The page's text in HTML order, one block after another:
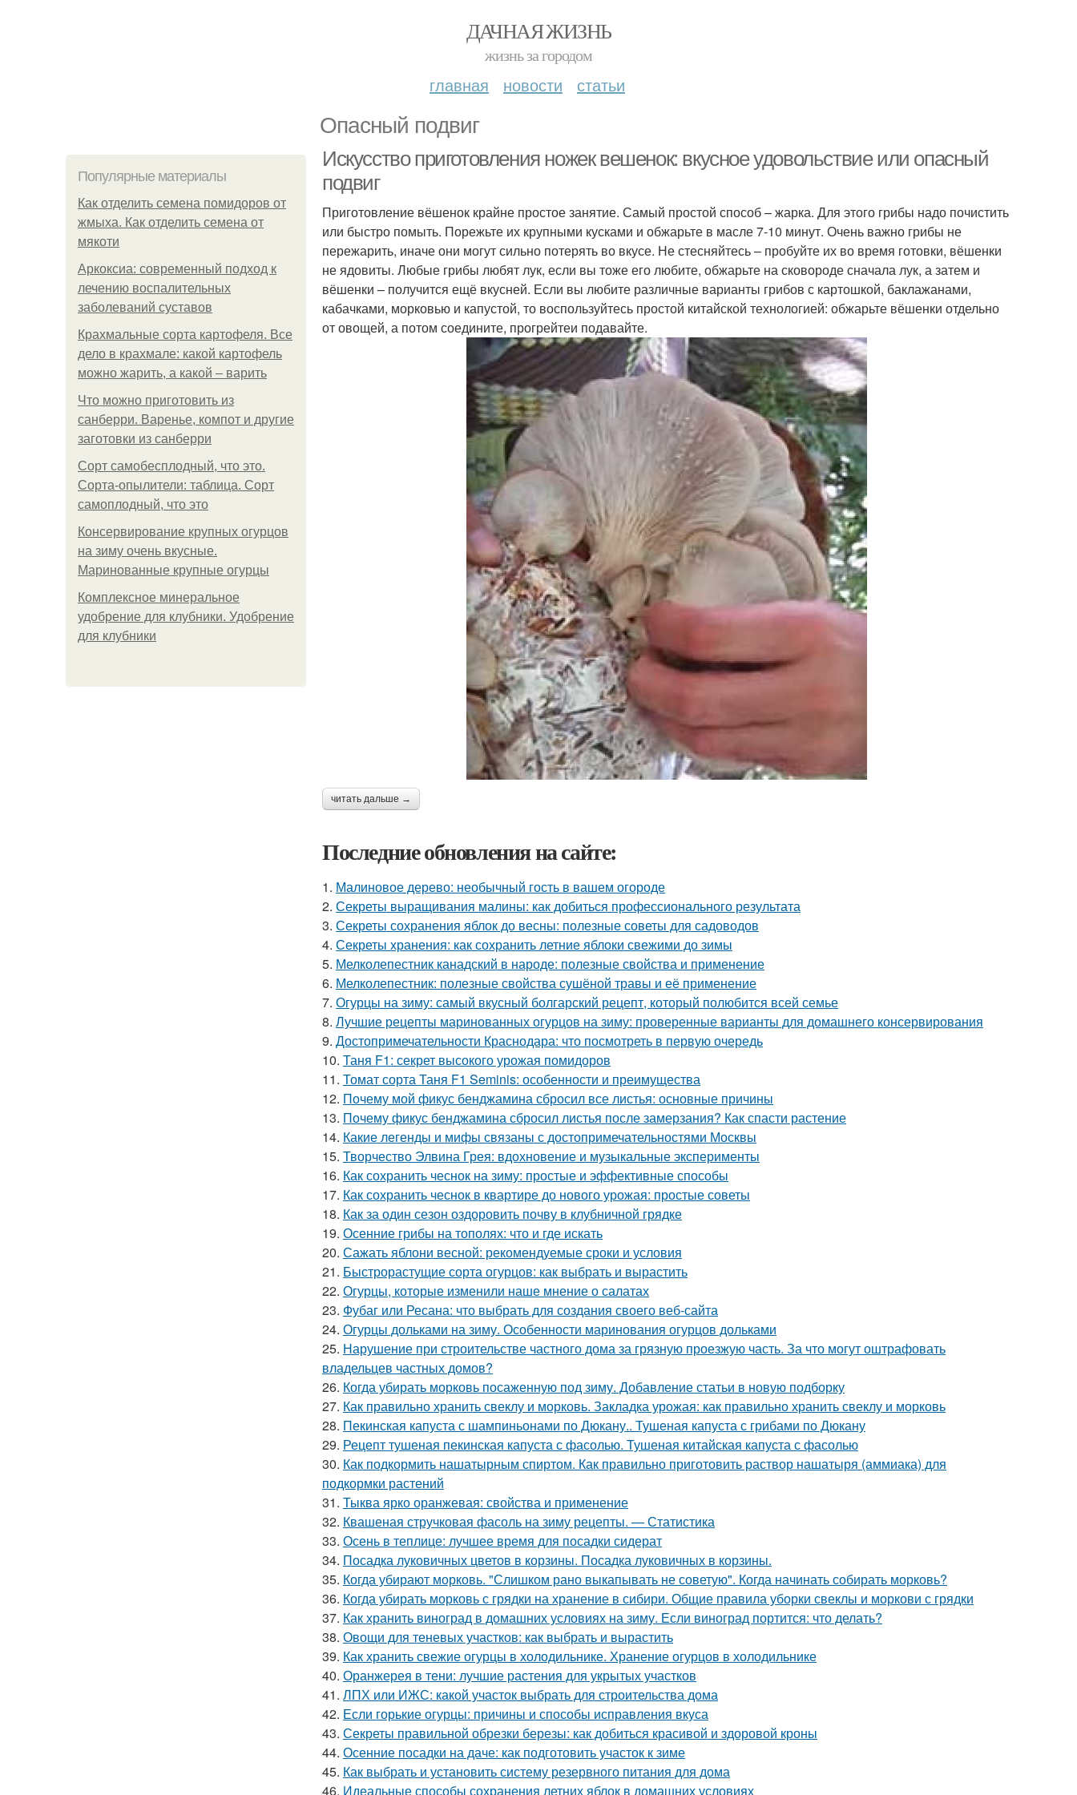
ДАЧНАЯ ЖИЗНЬ
жизнь за городом
главная новости статьи
Опасный подвиг
Популярные материалы
Как отделить семена помидоров от
жмыха. Как отделить семена от
мякоти
Аркоксиа: современный подход к
лечению воспалительных
заболеваний суставов
Крахмальные сорта картофеля. Все
дело в крахмале: какой картофель
можно жарить, а какой – варить
Что можно приготовить из
санберри. Варенье, компот и другие
заготовки из санберри
Сорт самобесплодный, что это.
Сорта-опылители: таблица. Сорт
самоплодный, что это
Консервирование крупных огурцов
на зиму очень вкусные.
Маринованные крупные огурцы
Комплексное минеральное
удобрение для клубники. Удобрение
для клубники
Искусство приготовления ножек вешенок: вкусное удовольствие или опасный
подвиг
Приготовление вёшенок крайне простое занятие. Самый простой способ – жарка. Для этого грибы надо почистить
или быстро помыть. Порежьте их крупными кусками и обжарьте в масле 7-10 минут. Очень важно грибы не
пережарить, иначе они могут сильно потерять во вкусе. Не стесняйтесь – пробуйте их во время готовки, вёшенки
не ядовиты. Любые грибы любят лук, если вы тоже его любите, обжарьте на сковороде сначала лук, а затем и
вёшенки – получится ещё вкусней. Если вы любите различные варианты грибов с картошкой, баклажанами,
кабачками, морковью и капустой, то воспользуйтесь простой китайской технологией: обжарьте вёшенки отдельно
от овощей, а потом соедините, прогрейтеи подавайте.
читать дальше →
Последние обновления на сайте:
1. Малиновое дерево: необычный гость в вашем огороде
2. Секреты выращивания малины: как добиться профессионального результата
3. Секреты сохранения яблок до весны: полезные советы для садоводов
4. Секреты хранения: как сохранить летние яблоки свежими до зимы
5. Мелколепестник канадский в народе: полезные свойства и применение
6. Мелколепестник: полезные свойства сушёной травы и её применение
7. Огурцы на зиму: самый вкусный болгарский рецепт, который полюбится всей семье
8. Лучшие рецепты маринованных огурцов на зиму: проверенные варианты для домашнего консервирования
9. Достопримечательности Краснодара: что посмотреть в первую очередь
10. Таня F1: секрет высокого урожая помидоров
11. Томат сорта Таня F1 Seminis: особенности и преимущества
12. Почему мой фикус бенджамина сбросил все листья: основные причины
13. Почему фикус бенджамина сбросил листья после замерзания? Как спасти растение
14. Какие легенды и мифы связаны с достопримечательностями Москвы
15. Творчество Элвина Грея: вдохновение и музыкальные эксперименты
16. Как сохранить чеснок на зиму: простые и эффективные способы
17. Как сохранить чеснок в квартире до нового урожая: простые советы
18. Как за один сезон оздоровить почву в клубничной грядке
19. Осенние грибы на тополях: что и где искать
20. Сажать яблони весной: рекомендуемые сроки и условия
21. Быстрорастущие сорта огурцов: как выбрать и вырастить
22. Огурцы, которые изменили наше мнение о салатах
23. Фубаг или Ресана: что выбрать для создания своего веб-сайта
24. Огурцы дольками на зиму. Особенности маринования огурцов дольками
25. Нарушение при строительстве частного дома за грязную проезжую часть. За что могут оштрафовать
владельцев частных домов?
26. Когда убирать морковь посаженную под зиму. Добавление статьи в новую подборку
27. Как правильно хранить свеклу и морковь. Закладка урожая: как правильно хранить свеклу и морковь
28. Пекинская капуста с шампиньонами по Дюкану.. Тушеная капуста с грибами по Дюкану
29. Рецепт тушеная пекинская капуста с фасолью. Тушеная китайская капуста с фасолью
30. Как подкормить нашатырным спиртом. Как правильно приготовить раствор нашатыря (аммиака) для
подкормки растений
31. Тыква ярко оранжевая: свойства и применение
32. Квашеная стручковая фасоль на зиму рецепты. — Статистика
33. Осень в теплице: лучшее время для посадки сидерат
34. Посадка луковичных цветов в корзины. Посадка луковичных в корзины.
35. Когда убирают морковь. "Слишком рано выкапывать не советую". Когда начинать собирать морковь?
36. Когда убирать морковь с грядки на хранение в сибири. Общие правила уборки свеклы и моркови с грядки
37. Как хранить виноград в домашних условиях на зиму. Если виноград портится: что делать?
38. Овощи для теневых участков: как выбрать и вырастить
39. Как хранить свежие огурцы в холодильнике. Хранение огурцов в холодильнике
40. Оранжерея в тени: лучшие растения для укрытых участков
41. ЛПХ или ИЖС: какой участок выбрать для строительства дома
42. Если горькие огурцы: причины и способы исправления вкуса
43. Секреты правильной обрезки березы: как добиться красивой и здоровой кроны
44. Осенние посадки на даче: как подготовить участок к зиме
45. Как выбрать и установить систему резервного питания для дома
46. Идеальные способы сохранения летних яблок в домашних условиях